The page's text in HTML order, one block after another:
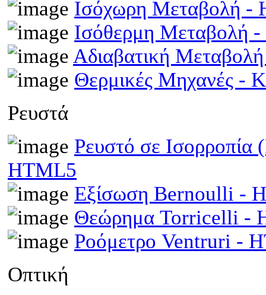
Ισόχωρη Μεταβολή -
Ισόθερμη Μεταβολή
Αδιαβατική
Θερμικές Μηχανές -
Ρευστά
Ρευστό σε Ισορροπία
HTML5
Εξίσωση Bernoulli -
Θεώρημα Torricelli -
Ροόμετρο Ventruri -
Οπτική